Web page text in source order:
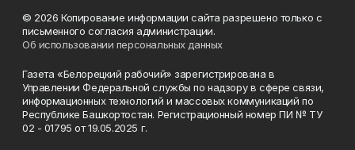
© 2026 Копирование информации сайта разрешено только с
письменного согласия администрации.
Об использовании персональных данных
Газета «Белорецкий рабочий» зарегистрирована в
Управлении Федеральной службы по надзору в сфере связи,
информационных технологий и массовых коммуникаций по
Республике Башкортостан. Регистрационный номер ПИ № ТУ
02 - 01795 от 19.05.2025 г.